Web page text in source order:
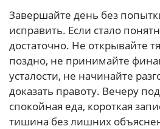
Завершайте день без
исправить. Если стало
достаточно. Не открывайте
поздно, не принимайте
усталости, не начинайте
доказать правоту. Вечеру
спокойная еда, короткая
тишина без лишних